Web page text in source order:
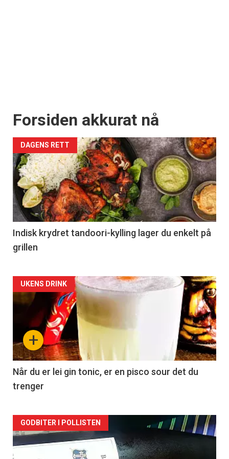
Forsiden akkurat nå
DAGENS RETT
Indisk krydret tandoori-kylling lager du enkelt på
grillen
Forsiden
akkurat
nå
-
2
+
UKENS DRINK
Når du er lei gin tonic, er en pisco sour det du
trenger
Forsiden
akkurat
GODBITER I POLLISTEN